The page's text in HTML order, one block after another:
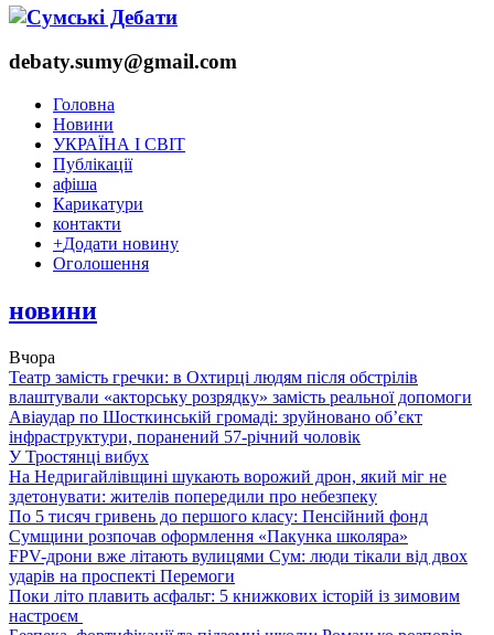
debaty.sumy@gmail.com
Головна
Новини
УКРАЇНА І СВІТ
Публікації
афіша
Карикатури
контакти
+Додати новину
Оголошення
новини
Вчора
Театр замість гречки: в Охтирці людям після обстрілів
влаштували «акторську розрядку» замість реальної допомоги
Авіаудар по Шосткинській громаді: зруйновано об’єкт
інфраструктури, поранений 57-річний чоловік
У Тростянці вибух
На Недригайлівщині шукають ворожий дрон, який міг не
здетонувати: жителів попередили про небезпеку
По 5 тисяч гривень до першого класу: Пенсійний фонд
Сумщини розпочав оформлення «Пакунка школяра»
FPV-дрони вже літають вулицями Сум: люди тікали від двох
ударів на проспекті Перемоги
Поки літо плавить асфальт: 5 книжкових історій із зимовим
настроєм